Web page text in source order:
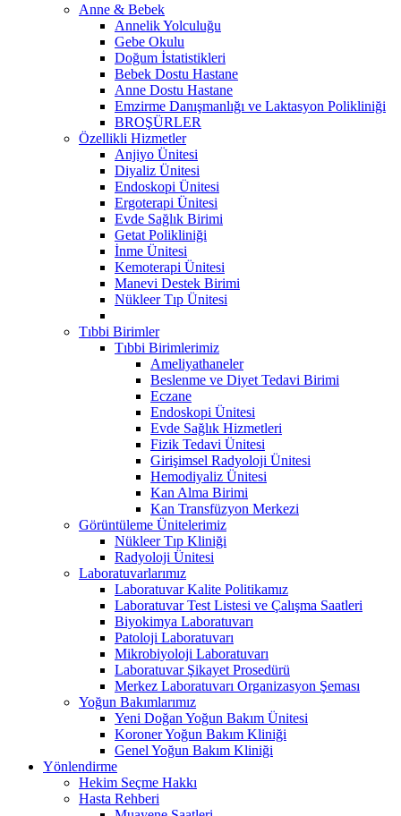
Anne & Bebek
Annelik Yolculuğu
Gebe Okulu
Doğum İstatistikleri
Bebek Dostu Hastane
Anne Dostu Hastane
Emzirme Danışmanlığı ve Laktasyon Polikliniği
BROŞÜRLER
Özellikli Hizmetler
Anjiyo Ünitesi
Diyaliz Ünitesi
Endoskopi Ünitesi
Ergoterapi Ünitesi
Evde Sağlık Birimi
Getat Polikliniği
İnme Ünitesi
Kemoterapi Ünitesi
Manevi Destek Birimi
Nükleer Tıp Ünitesi
Tıbbi Birimler
Tıbbi Birimlerimiz
Ameliyathaneler
Beslenme ve Diyet Tedavi Birimi
Eczane
Endoskopi Ünitesi
Evde Sağlık Hizmetleri
Fizik Tedavi Ünitesi
Girişimsel Radyoloji Ünitesi
Hemodiyaliz Ünitesi
Kan Alma Birimi
Kan Transfüzyon Merkezi
Görüntüleme Ünitelerimiz
Nükleer Tıp Kliniği
Radyoloji Ünitesi
Laboratuvarlarımız
Laboratuvar Kalite Politikamız
Laboratuvar Test Listesi ve Çalışma Saatleri
Biyokimya Laboratuvarı
Patoloji Laboratuvarı
Mikrobiyoloji Laboratuvarı
Laboratuvar Şikayet Prosedürü
Merkez Laboratuvarı Organizasyon Şeması
Yoğun Bakımlarımız
Yeni Doğan Yoğun Bakım Ünitesi
Koroner Yoğun Bakım Kliniği
Genel Yoğun Bakım Kliniği
Yönlendirme
Hekim Seçme Hakkı
Hasta Rehberi